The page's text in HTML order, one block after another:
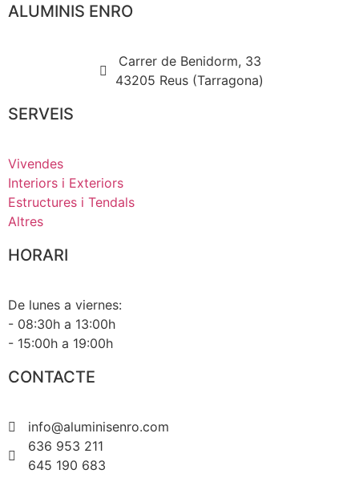
ALUMINIS ENRO
Carrer de Benidorm, 33
43205 Reus (Tarragona)
SERVEIS
Vivendes
Interiors i Exteriors
Estructures i Tendals
Altres
HORARI
De lunes a viernes:
- 08:30h a 13:00h
- 15:00h a 19:00h
CONTACTE
info@aluminisenro.com
636 953 211
645 190 683